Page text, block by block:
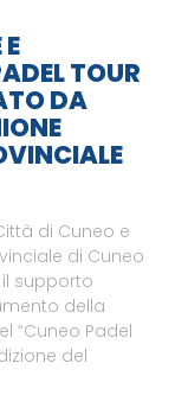
TOUR
DA
di Cuneo e
di Cuneo
supporto
della
“Cuneo Padel
del